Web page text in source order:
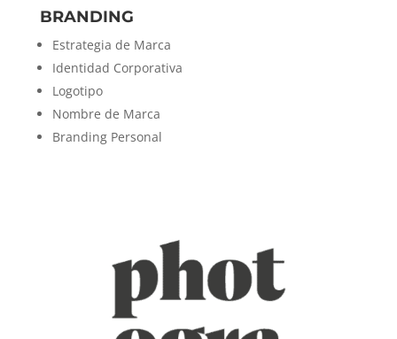
BRANDING
Estrategia de Marca
Identidad Corporativa
Logotipo
Nombre de Marca
Branding Personal